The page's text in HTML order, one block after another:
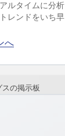
ルタイムに分析
レンドをいち早
へ
の掲示板